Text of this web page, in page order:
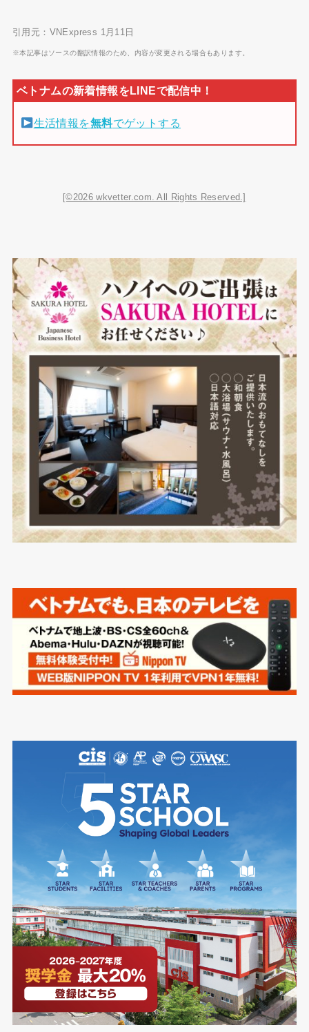
引用元：VNExpress 1月11日
※本記事はソースの翻訳情報のため、内容が変更される場合もあります。
生活情報を無料でゲットする
[©2026 wkvetter.com. All Rights Reserved.]